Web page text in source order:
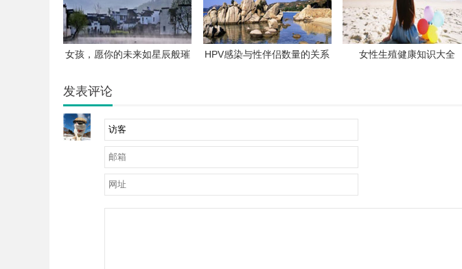
女孩，愿你的未来如星辰般璀
HPV感染与性伴侣数量的关系
女性生殖健康知识大全
发表评论